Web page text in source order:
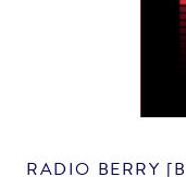
RADIO BERRY [B